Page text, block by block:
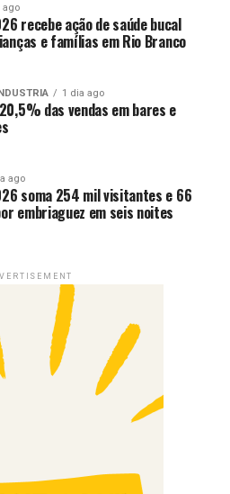
ago
recebe ação de saúde bucal
e famílias em Rio Branco
1 dia ago
das vendas em bares e
ago
soma 254 mil visitantes e 66
embriaguez em seis noites